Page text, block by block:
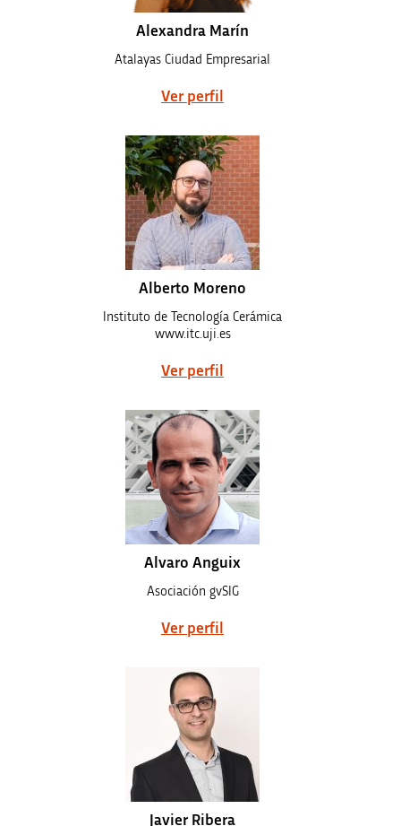
Alexandra Marín
Atalayas Ciudad Empresarial
Ver perfil
Alberto Moreno
Instituto de Tecnología Cerámica
www.itc.uji.es
Ver perfil
Alvaro Anguix
Asociación gvSIG
Ver perfil
Javier Ribera